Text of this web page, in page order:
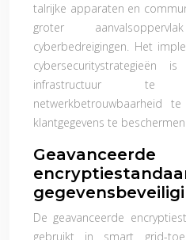
talrijke apparaten en
groter
cyberbedreigingen. Het
cybersecuritystrategieën
infrastructuur te
netwerkbetrouwbaarheid
klantgegevens te beschermen.
Geavanceerde
De geavanceerde
gebruikt in smart grid-